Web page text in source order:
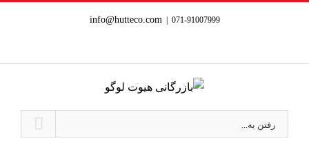
071-91007999
info@hutteco.com
رفتن به...